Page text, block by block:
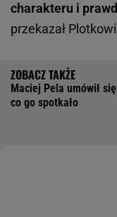
charakteru i
przekazał
Maciej Pela umówił
co go spotkało